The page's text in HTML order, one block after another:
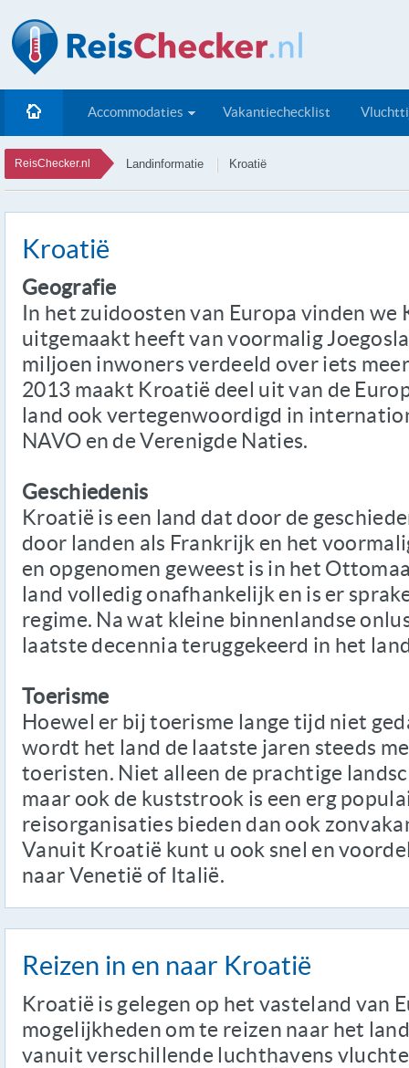
Accommodaties Vakantiechecklist
ReisChecker.nl Landinformatie Kroatië
Kroatië
Geografie
In het zuidoosten van Europa vinden we
uitgemaakt heeft van voormalig
miljoen inwoners verdeeld over iets
2013 maakt Kroatië deel uit van de
land ook vertegenwoordigd in
NAVO en de Verenigde Naties.
Geschiedenis
Kroatië is een land dat door de
door landen als Frankrijk en het
en opgenomen geweest is in het
land volledig onafhankelijk en is er
regime. Na wat kleine binnenlandse
laatste decennia teruggekeerd in het
Toerisme
Hoewel er bij toerisme lange tijd niet
wordt het land de laatste jaren steeds
toeristen. Niet alleen de prachtige
maar ook de kuststrook is een erg
reisorganisaties bieden dan ook
Vanuit Kroatië kunt u ook snel en
naar Venetië of Italië.
Reizen in en naar Kroatië
Kroatië is gelegen op het vasteland van
mogelijkheden om te reizen naar het
vanuit verschillende luchthavens